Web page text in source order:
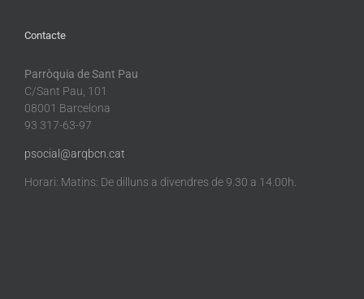
Contacte
Parròquia de Sant Pau
C/Sant Pau, 101
08001 Barcelona
93 317-63-97
psocial@arqbcn.cat
Horari: Matins: De dilluns a divendres de 9.30 a 14.00h.